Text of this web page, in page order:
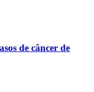
de câncer de